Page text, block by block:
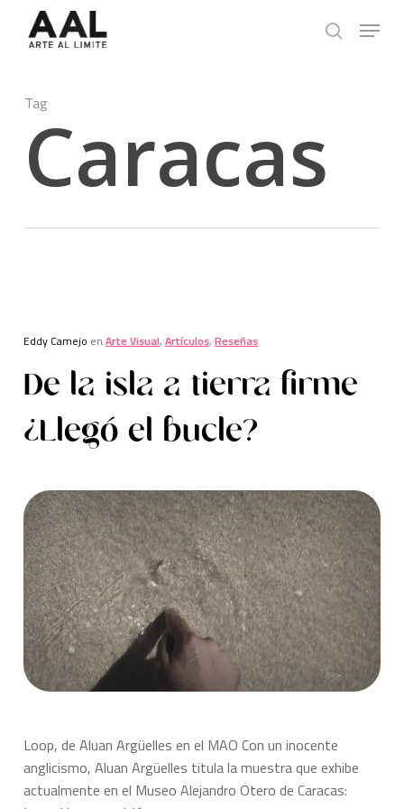
search
Menu
Tag
Caracas
Eddy Camejo en Arte Visual, Artículos, Reseñas
De la isla a tierra firme
¿Llegó el bucle?
Loop, de Aluan Argüelles en el MAO Con un inocente
anglicismo, Aluan Argüelles titula la muestra que exhibe
actualmente en el Museo Alejandro Otero de Caracas: